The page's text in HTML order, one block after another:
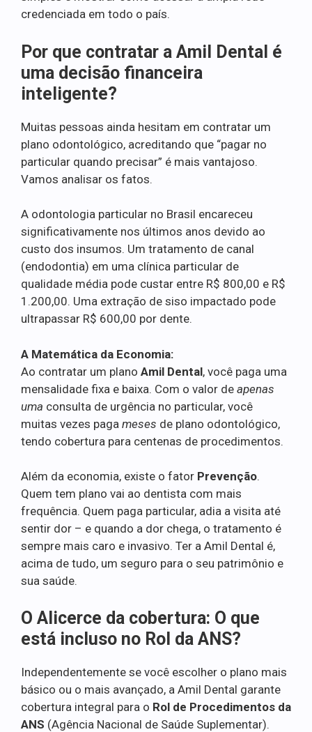
credenciada em todo o país.
Por que contratar a Amil Dental é
uma decisão financeira
inteligente?
Muitas pessoas ainda hesitam em contratar um
plano odontológico, acreditando que “pagar no
particular quando precisar” é mais vantajoso.
Vamos analisar os fatos.
A odontologia particular no Brasil encareceu
significativamente nos últimos anos devido ao
custo dos insumos. Um tratamento de canal
(endodontia) em uma clínica particular de
qualidade média pode custar entre R$ 800,00 e R$
1.200,00. Uma extração de siso impactado pode
ultrapassar R$ 600,00 por dente.
A Matemática da Economia:
Ao contratar um plano Amil Dental, você paga uma
mensalidade fixa e baixa. Com o valor de apenas
uma consulta de urgência no particular, você
muitas vezes paga meses de plano odontológico,
tendo cobertura para centenas de procedimentos.
Além da economia, existe o fator Prevenção.
Quem tem plano vai ao dentista com mais
frequência. Quem paga particular, adia a visita até
sentir dor – e quando a dor chega, o tratamento é
sempre mais caro e invasivo. Ter a Amil Dental é,
acima de tudo, um seguro para o seu patrimônio e
sua saúde.
O Alicerce da cobertura: O que
está incluso no Rol da ANS?
Independentemente se você escolher o plano mais
básico ou o mais avançado, a Amil Dental garante
cobertura integral para o Rol de Procedimentos da
ANS (Agência Nacional de Saúde Suplementar).